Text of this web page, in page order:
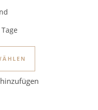
Dieses Produkt